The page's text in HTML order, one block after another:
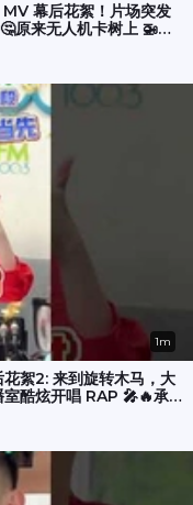
幕后花絮！片场突发
原来无人机卡树上 🚁
！🎉
1m
絮2: 来到旋转木马，大
酷炫开唱 RAP 🎤🔥承尧